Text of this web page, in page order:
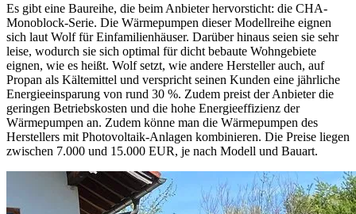
Es gibt eine Baureihe, die beim Anbieter hervorsticht: die CHA-
Monoblock-Serie. Die Wärmepumpen dieser Modellreihe eignen
sich laut Wolf für Einfamilienhäuser. Darüber hinaus seien sie sehr
leise, wodurch sie sich optimal für dicht bebaute Wohngebiete
eignen, wie es heißt. Wolf setzt, wie andere Hersteller auch, auf
Propan als Kältemittel und verspricht seinen Kunden eine jährliche
Energieeinsparung von rund 30 %. Zudem preist der Anbieter die
geringen Betriebskosten und die hohe Energieeffizienz der
Wärmepumpen an. Zudem könne man die Wärmepumpen des
Herstellers mit Photovoltaik-Anlagen kombinieren. Die Preise liegen
zwischen 7.000 und 15.000 EUR, je nach Modell und Bauart.